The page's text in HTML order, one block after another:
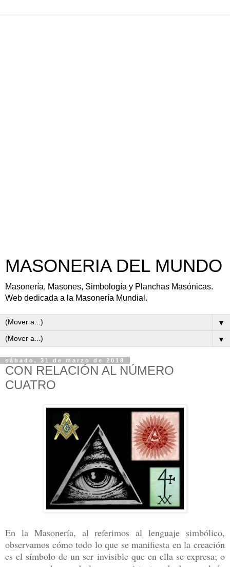
MASONERIA DEL MUNDO
Masonería, Masones, Simbología y Planchas Masónicas.
Web dedicada a la Masonería Mundial.
▼
▼
sábado, 31 de marzo de 2018
CON RELACIÓN AL NÚMERO
CUATRO
En la Masonería, al referimos al lenguaje simbólico,
observamos cómo todo lo que se manifiesta en la creación
es el símbolo de un ser invisible que en ella se expresa; o